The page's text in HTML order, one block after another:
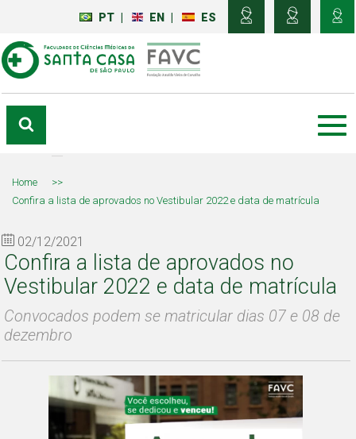
PT EN ES
Home
>>
Confira a lista de aprovados no Vestibular 2022 e data de matrícula
02/12/2021
Confira a lista de aprovados no
Vestibular 2022 e data de matrícula
Convocados podem se matricular dias 07 e 08 de
dezembro